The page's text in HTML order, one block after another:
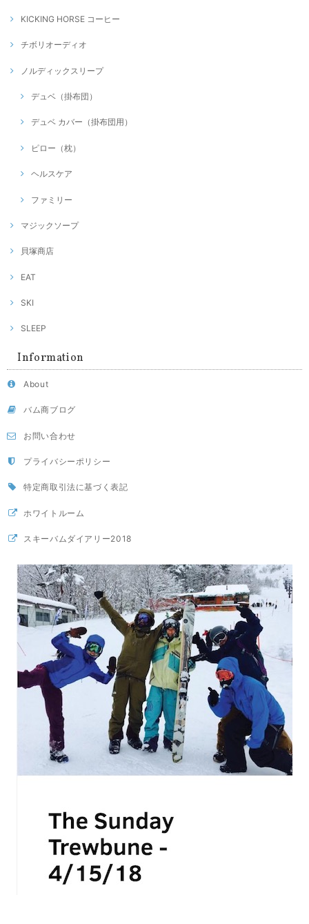
KICKING HORSE コーヒー
チボリオーディオ
ノルディックスリープ
デュベ（掛布団）
デュベ カバー（掛布団用）
ピロー（枕）
ヘルスケア
ファミリー
マジックソープ
貝塚商店
EAT
SKI
SLEEP
Information
About
バム商ブログ
お問い合わせ
プライバシーポリシー
特定商取引法に基づく表記
ホワイトルーム
スキーバムダイアリー2018